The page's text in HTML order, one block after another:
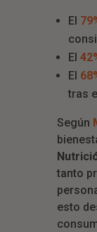
El
El
El
tras
Según
tanto
esto